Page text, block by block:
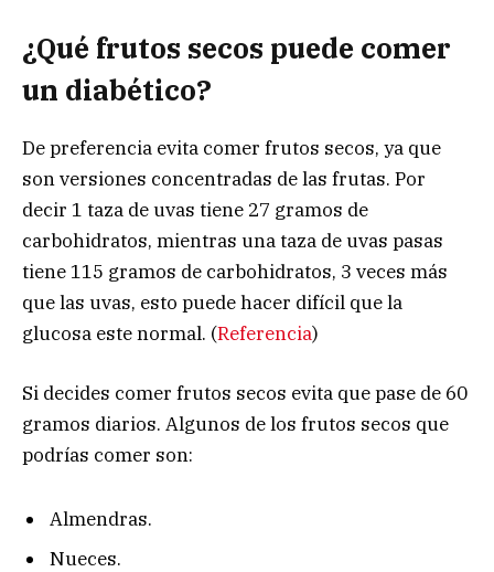
¿Qué frutos secos puede comer
un diabético?
De preferencia evita comer frutos secos, ya que
son versiones concentradas de las frutas. Por
decir 1 taza de uvas tiene 27 gramos de
carbohidratos, mientras una taza de uvas pasas
tiene 115 gramos de carbohidratos, 3 veces más
que las uvas, esto puede hacer difícil que la
glucosa este normal. (Referencia)
Si decides comer frutos secos evita que pase de 60
gramos diarios. Algunos de los frutos secos que
podrías comer son:
Almendras.
Nueces.